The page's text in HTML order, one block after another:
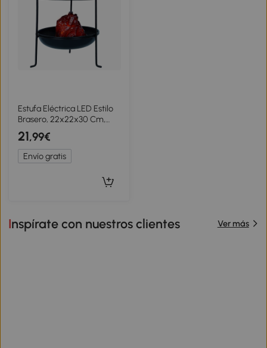
Estufa Eléctrica LED Estilo
Brasero, 22x22x30 Cm,
Negra
21,99€
Envío gratis
Inspírate con nuestros clientes Ver más